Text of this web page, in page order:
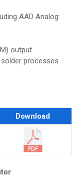
AAD Analog:
output
processes
Download